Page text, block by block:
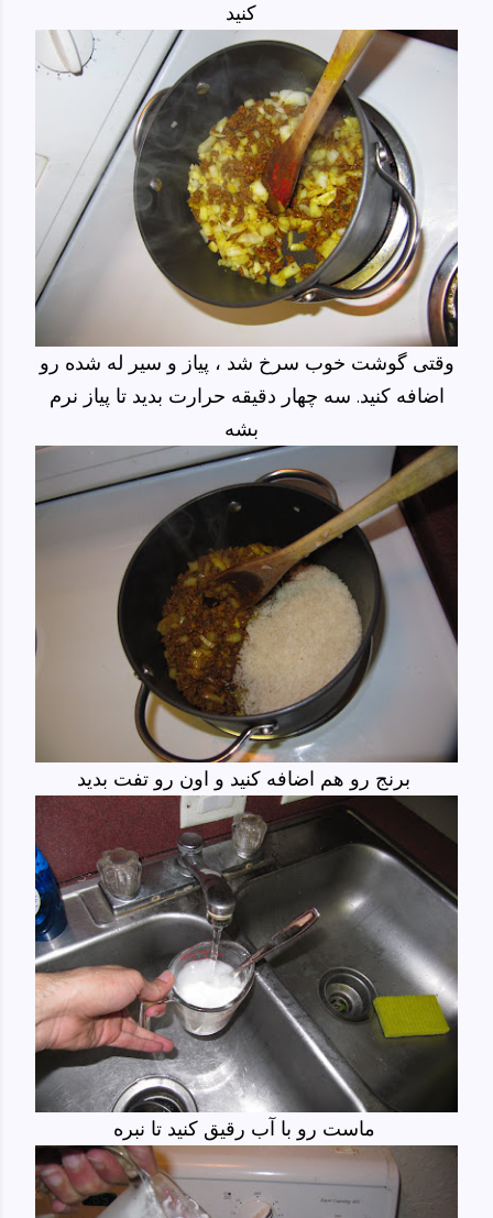
وقتی گوشت خوب سرخ شد ، پیاز و سیر له شده رو
اضافه کنید. سه چهار دقیقه حرارت بدید تا پیاز نرم